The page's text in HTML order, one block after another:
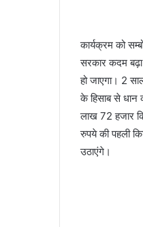
कार्यक्रम को
सरकार कदम
हो जाएगा। 2
के हिसाब से धान
लाख 72 हजार
रुपये की पहली
उठाएंगे।